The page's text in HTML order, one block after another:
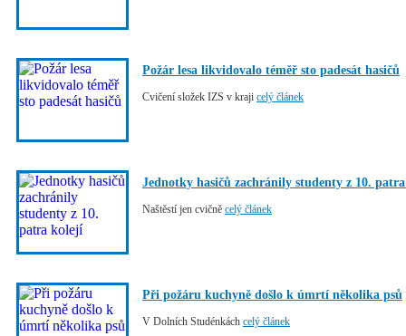
Požár lesa likvidovalo téměř sto padesát hasičů
Cvičení složek IZS v kraji celý článek
Jednotky hasičů zachránily studenty z 10.
Naštěstí jen cvičně celý článek
Při požáru kuchyně došlo k úmrtí několika psů
V Dolních Studénkách celý článek